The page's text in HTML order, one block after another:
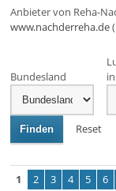
Anbieter von Reha-
www.nachderreha.de
Bundesland
in
Finden Reset
1 2 3 4 5 6